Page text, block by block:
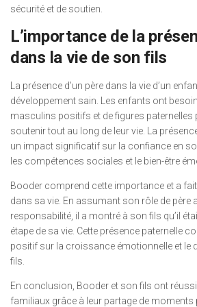
sécurité et de soutien.
L’importance de la
dans la vie de son fils
La présence d’un père dans la vie d’un
développement sain. Les enfants ont
masculins positifs et de figures paternelles
soutenir tout au long de leur vie. La
un impact significatif sur la confiance en
les compétences sociales et le bien-être
Booder comprend cette importance et a
dans sa vie. En assumant son rôle de père
responsabilité, il a montré à son fils qu’il
étape de sa vie. Cette présence paternelle
positif sur la croissance émotionnelle et le
fils.
En conclusion, Booder et son fils ont
familiaux grâce à leur partage de moments